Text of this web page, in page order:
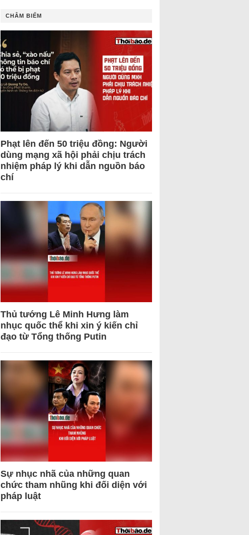
CHÂM BIẾM
Phạt lên đến 50 triệu đồng: Người
dùng mạng xã hội phải chịu trách
nhiệm pháp lý khi dẫn nguồn báo
chí
Thủ tướng Lê Minh Hưng làm
nhục quốc thể khi xin ý kiến chỉ
đạo từ Tổng thống Putin
Sự nhục nhã của những quan
chức tham nhũng khi đối diện với
pháp luật